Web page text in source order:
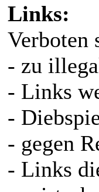
Links:
Verboten
- zu
- Links
-
- gegen
- Links